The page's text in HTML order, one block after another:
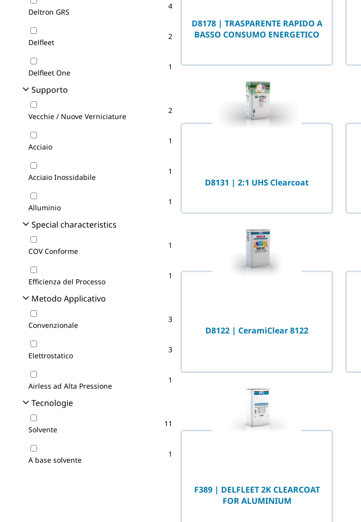
Deltron GRS
4
Delfleet
2
Delfleet One
1
Supporto
Vecchie / Nuove Verniciature
2
Acciaio
1
Acciaio Inossidabile
1
Alluminio
1
Special characteristics
COV Conforme
1
Efficienza del Processo
1
Metodo Applicativo
Convenzionale
3
Elettrostatico
3
Airless ad Alta Pressione
1
Tecnologie
Solvente
11
A base solvente
1
D8178 | TRASPARENTE RAPIDO A
BASSO CONSUMO ENERGETICO
D8131 | 2:1 UHS Clearcoat
D8122 | CeramiClear 8122
F389 | DELFLEET 2K CLEARCOAT
FOR ALUMINIUM